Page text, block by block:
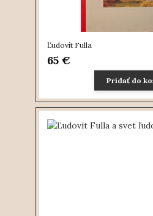
Ľudovít Fulla
65 €
Pridať do